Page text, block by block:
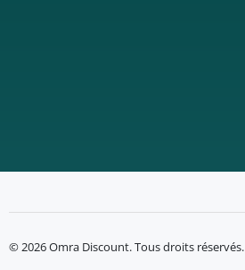
© 2026 Omra Discount. Tous droits réservés.